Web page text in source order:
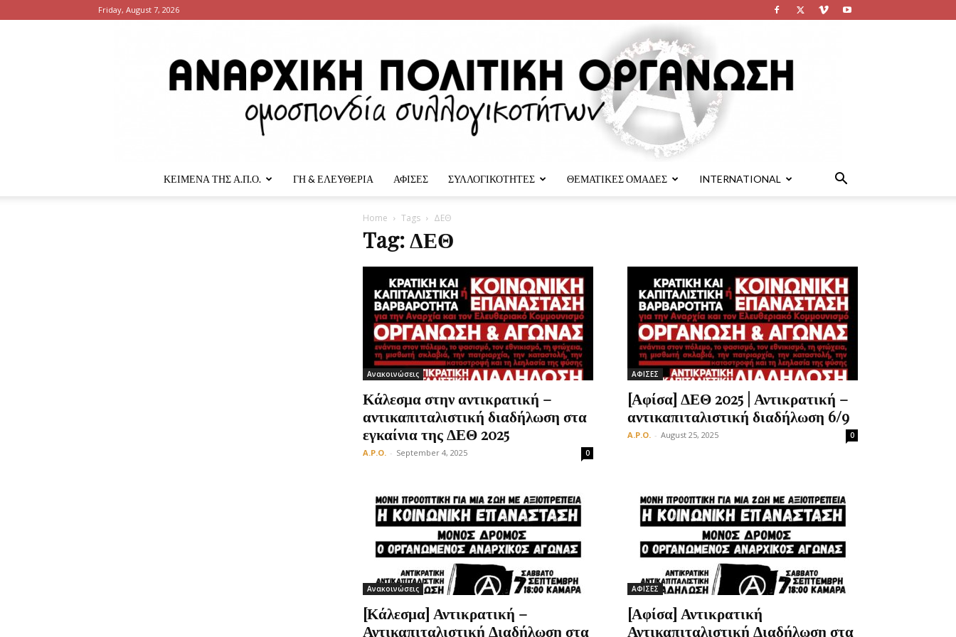
Friday, August 7, 2026
Πολιτική
ΚΕΙΜΕΝΑ ΤΗΣ Α.Π.Ο. ΓΗ & ΕΛΕΥΘΕΡΙΑ ΑΦΙΣΕΣ ΣΥΛΛΟΓΙΚΟΤΗΤΕΣ ΘΕΜΑΤΙΚΕΣ ΟΜΑΔΕΣ INTERNATIONAL
Home Tags ΔΕΘ
Tag: ΔΕΘ
Ανακοινώσεις
Κάλεσμα στην αντικρατική –
αντικαπιταλιστική διαδήλωση στα
εγκαίνια της ΔΕΘ 2025
A.P.O. - September 4, 2025 0
ΑΦΙΣΕΣ
[Αφίσα] ΔΕΘ 2025 | Αντικρατική –
αντικαπιταλιστική διαδήλωση 6/9
A.P.O. - August 25, 2025 0
Ανακοινώσεις
[Κάλεσμα] Αντικρατική –
Αντικαπιταλιστική Διαδήλωση στα
ΑΦΙΣΕΣ
[Αφίσα] Αντικρατική
Αντικαπιταλιστική Διαδήλωση στα